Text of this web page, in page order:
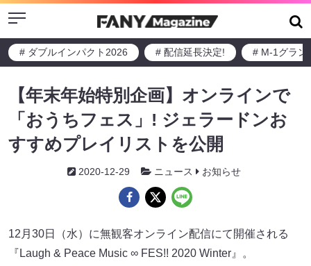
Menu
# ダブルインパクト2026 # 配信延長決定! # M-1グラン
【年末年始特別企画】オンラインで
「おうちフェス」! ジェラードンお
すすめプレイリストを公開
2020-12-29 ニュース お知らせ
12月30日（水）に無観客オンライン配信にて開催される
『Laugh & Peace Music ∞ FES!! 2020 Winter』。